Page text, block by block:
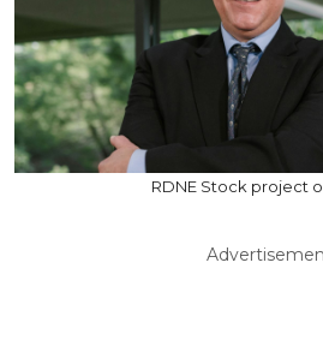
RDNE Stock project